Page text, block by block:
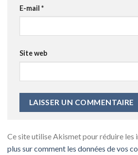
E-mail *
Site web
Ce site utilise Akismet pour réduire les
plus sur comment les données de vos